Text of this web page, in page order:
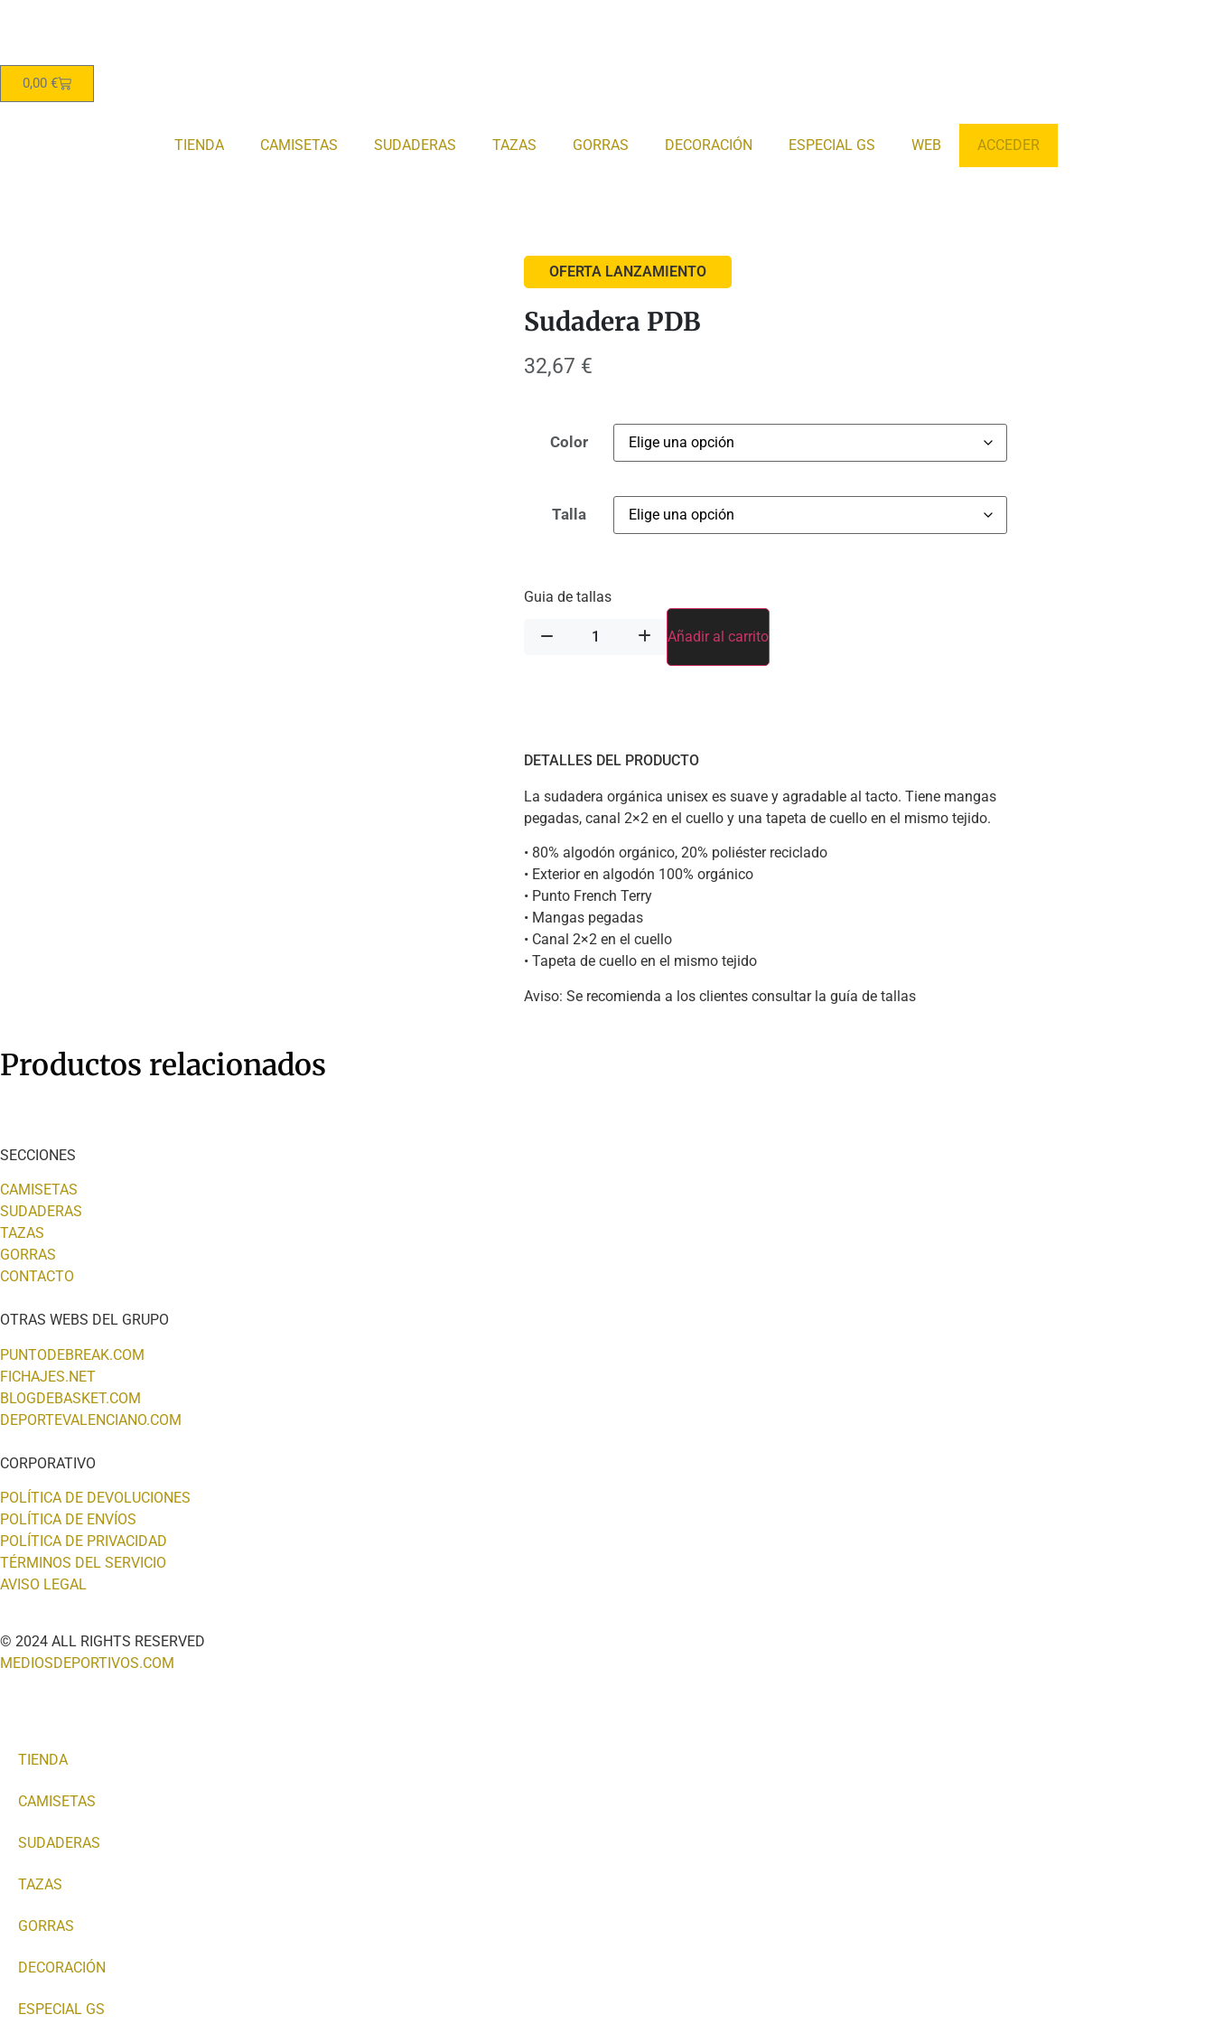
0,00 €
TIENDA CAMISETAS SUDADERAS TAZAS GORRAS DECORACIÓN ESPECIAL GS WEB ACCEDER
OFERTA LANZAMIENTO
Sudadera PDB
32,67 €
Color
Talla
Guia de tallas
Añadir al carrito
DETALLES DEL PRODUCTO
La sudadera orgánica unisex es suave y agradable al tacto. Tiene mangas
pegadas, canal 2×2 en el cuello y una tapeta de cuello en el mismo tejido.
• 80% algodón orgánico, 20% poliéster reciclado
• Exterior en algodón 100% orgánico
• Punto French Terry
• Mangas pegadas
• Canal 2×2 en el cuello
• Tapeta de cuello en el mismo tejido
Aviso: Se recomienda a los clientes consultar la guía de tallas
Productos relacionados
SECCIONES
CAMISETAS
SUDADERAS
TAZAS
GORRAS
CONTACTO
OTRAS WEBS DEL GRUPO
PUNTODEBREAK.COM
FICHAJES.NET
BLOGDEBASKET.COM
DEPORTEVALENCIANO.COM
CORPORATIVO
POLÍTICA DE DEVOLUCIONES
POLÍTICA DE ENVÍOS
POLÍTICA DE PRIVACIDAD
TÉRMINOS DEL SERVICIO
AVISO LEGAL
© 2024 ALL RIGHTS RESERVED
MEDIOSDEPORTIVOS.COM
TIENDA
CAMISETAS
SUDADERAS
TAZAS
GORRAS
DECORACIÓN
ESPECIAL GS